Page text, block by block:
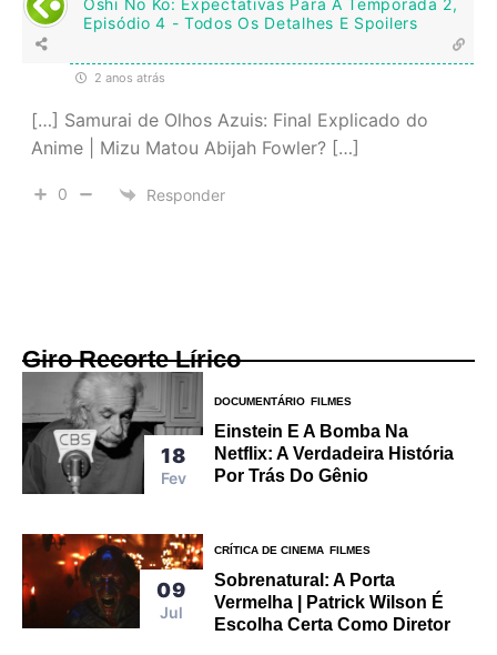
Oshi No Ko: Expectativas Para A Temporada 2,
Episódio 4 - Todos Os Detalhes E Spoilers
2 anos atrás
[…] Samurai de Olhos Azuis: Final Explicado do
Anime | Mizu Matou Abijah Fowler? […]
0 Responder
Giro Recorte Lírico
18
Fev
DOCUMENTÁRIO FILMES
Einstein E A Bomba Na
Netflix: A Verdadeira História
Por Trás Do Gênio
09
Jul
CRÍTICA DE CINEMA FILMES
Sobrenatural: A Porta
Vermelha | Patrick Wilson É
Escolha Certa Como Diretor